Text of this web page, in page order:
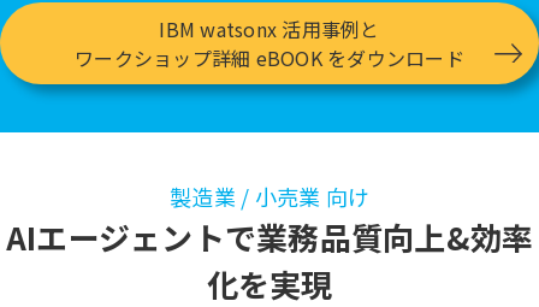
IBM watsonx 活用事例と
ワークショップ詳細 eBOOK をダウンロード
製造業 / 小売業 向け
AIエージェントで業務品質向上&効率
化を実現